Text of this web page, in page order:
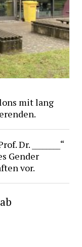
mit lang
Dr. ________“
Gender
vor.